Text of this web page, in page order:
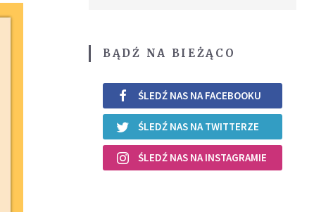
BĄDŹ NA BIEŻĄCO
ŚLEDŹ NAS NA FACEBOOKU
ŚLEDŹ NAS NA TWITTERZE
ŚLEDŹ NAS NA INSTAGRAMIE